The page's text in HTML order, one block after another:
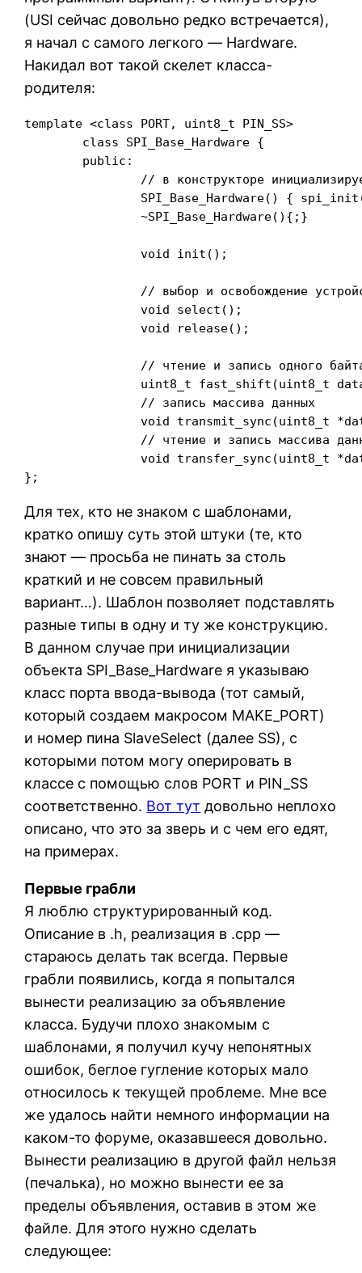
(USI сейчас довольно редко встречается),
я начал с самого легкого — Hardware.
Накидал вот такой скелет класса-
родителя:
template <class PORT, uint8_t PIN_SS>
		~SPI_Base_Hardware(){;}
		void init();
		void select();
		void release();
		void transmit_sync(uint8_t *dataout, uint8_t len);
		void transfer_sync(uint8_t *dataout, uint8_t * datain, uint8_t len);
};
Для тех, кто не знаком с шаблонами,
кратко опишу суть этой штуки (те, кто
знают — просьба не пинать за столь
краткий и не совсем правильный
вариант…). Шаблон позволяет подставлять
разные типы в одну и ту же конструкцию.
В данном случае при инициализации
объекта SPI_Base_Hardware я указываю
класс порта ввода-вывода (тот самый,
который создаем макросом MAKE_PORT)
и номер пина SlaveSelect (далее SS), с
которыми потом могу оперировать в
классе с помощью слов PORT и PIN_SS
соответственно. Вот тут довольно неплохо
описано, что это за зверь и с чем его едят,
на примерах.
Первые грабли
Я люблю структурированный код.
Описание в .h, реализация в .cpp —
стараюсь делать так всегда. Первые
грабли появились, когда я попытался
вынести реализацию за объявление
класса. Будучи плохо знакомым с
шаблонами, я получил кучу непонятных
ошибок, беглое гугление которых мало
относилось к текущей проблеме. Мне все
же удалось найти немного информации на
каком-то форуме, оказавшееся довольно.
Вынести реализацию в другой файл нельзя
(печалька), но можно вынести ее за
пределы объявления, оставив в этом же
файле. Для этого нужно сделать
следующее: